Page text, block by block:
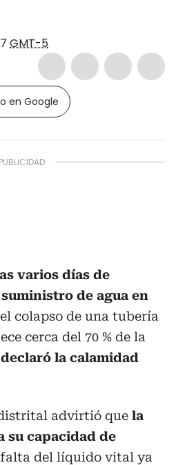
GMT-5
en Google
varios días de
de agua en
colapso de una tubería
cerca del 70 % de la
la calamidad
advirtió que la
su capacidad de
del líquido vital ya